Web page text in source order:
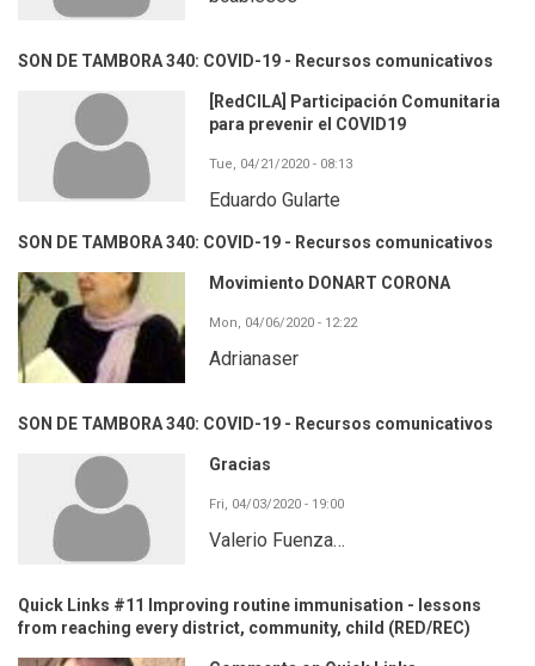
SON DE TAMBORA 340: COVID-19 - Recursos comunicativos
[RedCILA] Participación Comunitaria
para prevenir el COVID19
Tue, 04/21/2020 - 08:13
Eduardo Gularte
SON DE TAMBORA 340: COVID-19 - Recursos comunicativos
Movimiento DONART CORONA
Mon, 04/06/2020 - 12:22
Adrianaser
SON DE TAMBORA 340: COVID-19 - Recursos comunicativos
Gracias
Fri, 04/03/2020 - 19:00
Valerio Fuenza…
Quick Links #11 Improving routine immunisation - lessons
from reaching every district, community, child (RED/REC)